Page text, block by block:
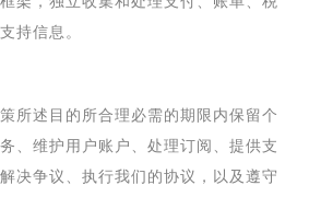
持信息。
所述目的所合理必需的期限内保留个
、维护用户账户、处理订阅、提供支
决争议、执行我们的协议，以及遵守